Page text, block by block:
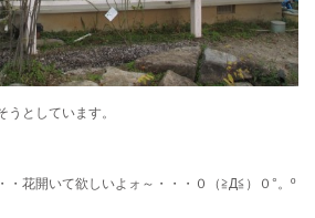
としています。
・花開いて欲しいよォ～・・・０（≧Д≦）０°。º